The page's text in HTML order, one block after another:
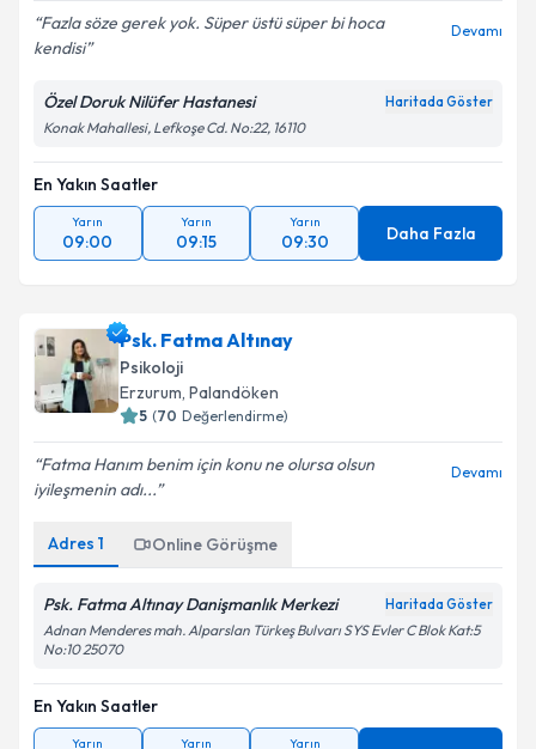
Fazla söze gerek yok. Süper üstü süper bi hoca
kendisi
Devamı
Özel Doruk Nilüfer Hastanesi Haritada Göster
Konak Mahallesi, Lefkoşe Cd. No:22, 16110
En Yakın Saatler
Yarın
09:00
Yarın
09:15
Yarın
09:30 Daha Fazla
Psk. Fatma Altınay
Psikoloji
Erzurum, Palandöken
5 (70 Değerlendirme)
Fatma Hanım benim için konu ne olursa olsun
iyileşmenin adı...
Devamı
Adres 1 Online Görüşme
Psk. Fatma Altınay Danişmanlık Merkezi Haritada Göster
Adnan Menderes mah. Alparslan Türkeş Bulvarı SYS Evler C Blok Kat:5
No:10 25070
En Yakın Saatler
Yarın Yarın Yarın